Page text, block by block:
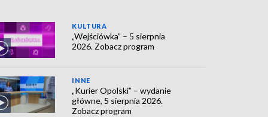
KULTURA
„Wejściówka” – 5 sierpnia
2026. Zobacz program
INNE
„Kurier Opolski” – wydanie
główne, 5 sierpnia 2026.
Zobacz program